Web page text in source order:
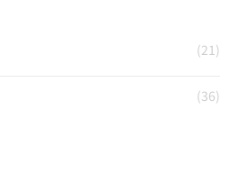
(21)
(36)